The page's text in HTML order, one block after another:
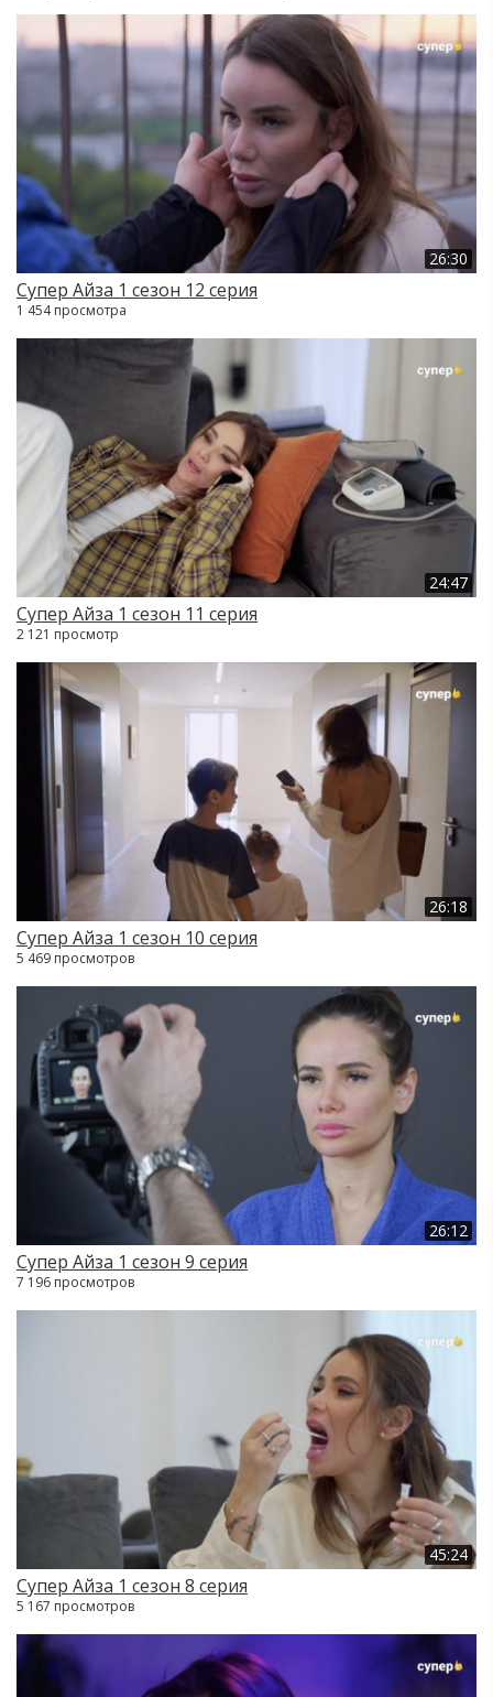
26:30
Супер Айза 1 сезон 12 серия
1 454 просмотра
24:47
Супер Айза 1 сезон 11 серия
2 121 просмотр
26:18
Супер Айза 1 сезон 10 серия
5 469 просмотров
26:12
Супер Айза 1 сезон 9 серия
7 196 просмотров
45:24
Супер Айза 1 сезон 8 серия
5 167 просмотров